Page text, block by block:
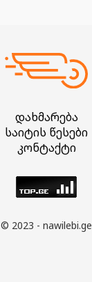
დახმარება
საიტის წესები
კონტაქტი
© 2023 - nawilebi.ge